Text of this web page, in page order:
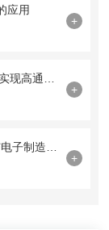
应用
+
+
+